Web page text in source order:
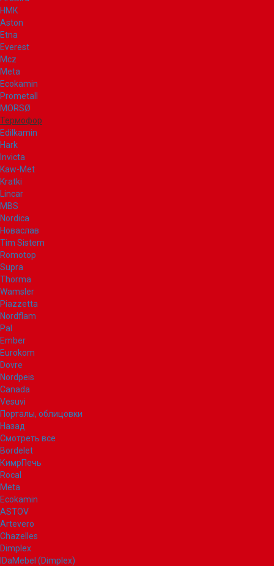
НМК
Aston
Etna
Everest
Mcz
Meta
Ecokamin
Prometall
MORSØ
Термофор
Edilkamin
Hark
Invicta
Kaw-Met
Kratki
Lincar
MBS
Nordica
Новаслав
Tim Sistem
Romotop
Supra
Thorma
Wamsler
Piazzetta
Nordflam
Pal
Ember
Eurokom
Dovre
Nordpeis
Canada
Vesuvi
Порталы, облицовки
Назад
Смотреть все
Bordelet
КимрПечь
Rocal
Meta
Ecokamin
ASTOV
Artevero
Chazelles
Dimplex
IDaMebel (Dimplex)